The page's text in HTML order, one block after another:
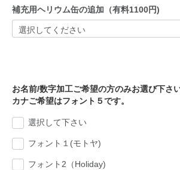
補充用ヘリウム缶の追加（有料1100円)
お名前/数字加工ご希望の方のみお選び下さ
カナご希望はフォント５です。
選択して下さい
フォント１(モトヤ)
フォント2（Holiday)